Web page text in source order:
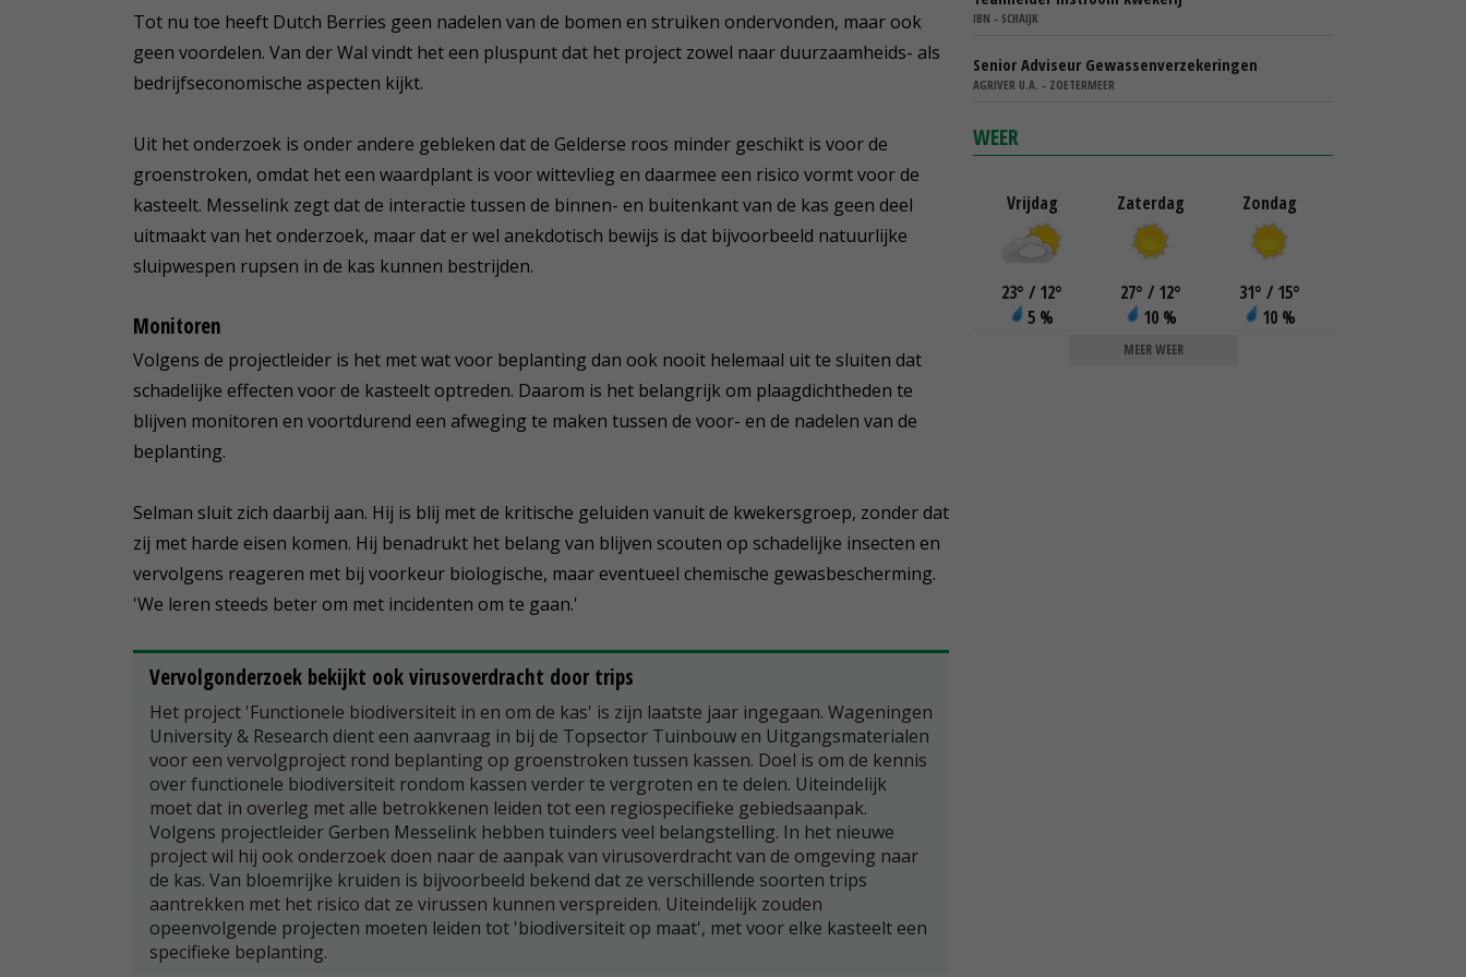
Tot nu toe heeft Dutch Berries geen nadelen van de bomen en struiken ondervonden, maar ook
geen voordelen. Van der Wal vindt het een pluspunt dat het project zowel naar duurzaamheids- als
bedrijfseconomische aspecten kijkt.
Uit het onderzoek is onder andere gebleken dat de Gelderse roos minder geschikt is voor de
groenstroken, omdat het een waardplant is voor wittevlieg en daarmee een risico vormt voor de
kasteelt. Messelink zegt dat de interactie tussen de binnen- en buitenkant van de kas geen deel
uitmaakt van het onderzoek, maar dat er wel anekdotisch bewijs is dat bijvoorbeeld natuurlijke
sluipwespen rupsen in de kas kunnen bestrijden.
Monitoren
Volgens de projectleider is het met wat voor beplanting dan ook nooit helemaal uit te sluiten dat
schadelijke effecten voor de kasteelt optreden. Daarom is het belangrijk om plaagdichtheden te
blijven monitoren en voortdurend een afweging te maken tussen de voor- en de nadelen van de
beplanting.
Selman sluit zich daarbij aan. Hij is blij met de kritische geluiden vanuit de kwekersgroep, zonder dat
zij met harde eisen komen. Hij benadrukt het belang van blijven scouten op schadelijke insecten en
vervolgens reageren met bij voorkeur biologische, maar eventueel chemische gewasbescherming.
'We leren steeds beter om met incidenten om te gaan.'
Vervolgonderzoek bekijkt ook virusoverdracht door trips
Het project 'Functionele biodiversiteit in en om de kas' is zijn laatste jaar ingegaan. Wageningen
University & Research dient een aanvraag in bij de Topsector Tuinbouw en Uitgangsmaterialen
voor een vervolgproject rond beplanting op groenstroken tussen kassen. Doel is om de kennis
over functionele biodiversiteit rondom kassen verder te vergroten en te delen. Uiteindelijk
moet dat in overleg met alle betrokkenen leiden tot een regiospecifieke gebiedsaanpak.
Volgens projectleider Gerben Messelink hebben tuinders veel belangstelling. In het nieuwe
project wil hij ook onderzoek doen naar de aanpak van virusoverdracht van de omgeving naar
de kas. Van bloemrijke kruiden is bijvoorbeeld bekend dat ze verschillende soorten trips
aantrekken met het risico dat ze virussen kunnen verspreiden. Uiteindelijk zouden
opeenvolgende projecten moeten leiden tot 'biodiversiteit op maat', met voor elke kasteelt een
specifieke beplanting.
IBN - SCHAIJK
Senior Adviseur Gewassenverzekeringen
AGRIVER U.A. - ZOETERMEER
WEER
Vrijdag
23° / 12°
5 %
Zaterdag
27° / 12°
10 %
Zondag
31° / 15°
10 %
MEER WEER